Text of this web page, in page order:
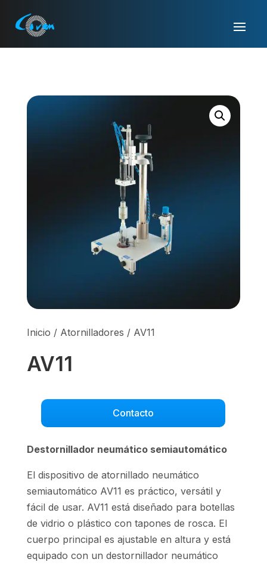
Inicio / Atornilladores / AV11
AV11
Contacto
Destornillador neumático semiautomático
El dispositivo de atornillado neumático
semiautomático AV11 es práctico, versátil y
fácil de usar. AV11 está diseñado para botellas
de vidrio o plástico con tapones de rosca. El
cuerpo principal es ajustable en altura y está
equipado con un destornillador neumático